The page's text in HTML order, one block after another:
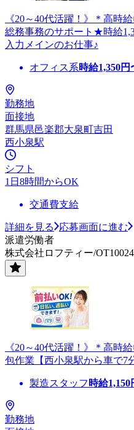
《20～40代活躍！》＊高時
総務事務のサポート★時給
入力メインのお仕事♪
オフィス系時給1,350円
勤務地
面接地
群馬県邑楽郡大泉町吉田
西小泉駅
シフト
1日8時間からOK
交通費支給
詳細を見る
応募画面に進む
派遣労働者
株式会社ロフティー/
《20～40代活躍！》＊高時
包作業【西小泉駅から車で7
製造スタッフ 時給1,150
勤務地